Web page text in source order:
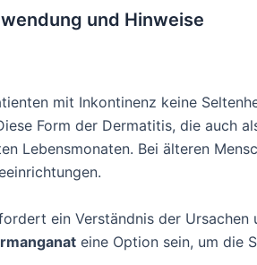
und Hinweise
mit Inkontinenz keine
Form der Dermatitis, die auch
Lebensmonaten. Bei älteren
ein Verständnis der
eine Option sein, um die